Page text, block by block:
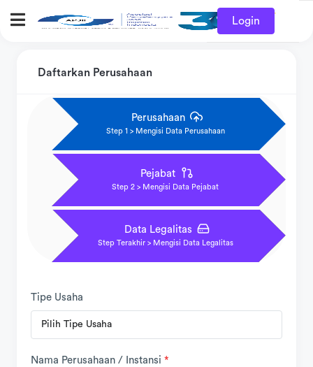
Login
Daftarkan Perusahaan
Perusahaan
Step 1 > Mengisi Data Perusahaan
Pejabat
Step 2 > Mengisi Data Pejabat
Data Legalitas
Step Terakhir > Mengisi Data Legalitas
Tipe Usaha
Nama Perusahaan / Instansi *